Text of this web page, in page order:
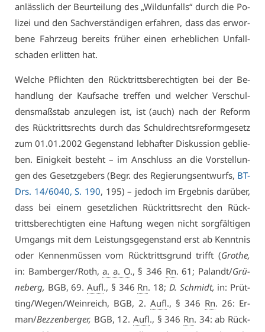
an­läss­lich der Be­ur­tei­lung des „Wild­un­falls“ durch die Po­
li­zei und den Sach­ver­stän­di­gen er­fah­ren, dass das er­wor­
be­ne Fahr­zeug be­reits frü­her ei­nen er­heb­li­chen Un­fall­
scha­den er­lit­ten hat.
Wel­che Pflich­ten den Rück­tritts­be­rech­tig­ten bei der Be­
hand­lung der Kauf­sa­che tref­fen und wel­cher Ver­schul­
dens­maß­stab an­zu­le­gen ist, ist (auch) nach der Re­form
des Rück­tritts­rechts durch das Schuld­rechts­re­form­ge­setz
zum 01.01.2002 Ge­gen­stand leb­haf­ter Dis­kus­si­on ge­blie­
ben. Ei­nig­keit be­steht – im An­schluss an die Vor­stel­lun­
gen des Ge­setz­ge­bers (Be­gr. des Re­gie­rungs­ent­wurfs, BT-
Drs. 14/6040, S. 190, 195) – je­doch im Er­geb­nis dar­über,
dass bei ei­nem ge­setz­li­chen Rück­tritts­recht den Rück­
tritts­be­rech­tig­ten ei­ne Haf­tung we­gen nicht sorg­fäl­ti­gen
Um­gangs mit dem Leis­tungs­ge­gen­stand erst ab Kennt­nis
oder Ken­nen­müs­sen vom Rück­tritts­grund trifft (Gro­the,
in: Bam­ber­ger/Roth,a. a. O., § 346 Rn. 61; Pa­landt/Grü­
ne­berg, BGB, 69.Aufl., § 346 Rn. 18; D. Schmidt, in: Prüt­
ting/We­gen/Wein­reich, BGB, 2. Aufl., § 346 Rn. 26: Er­
man/Bez­zen­ber­ger, BGB, 12. Aufl., § 346 Rn. 34: ab Rück­